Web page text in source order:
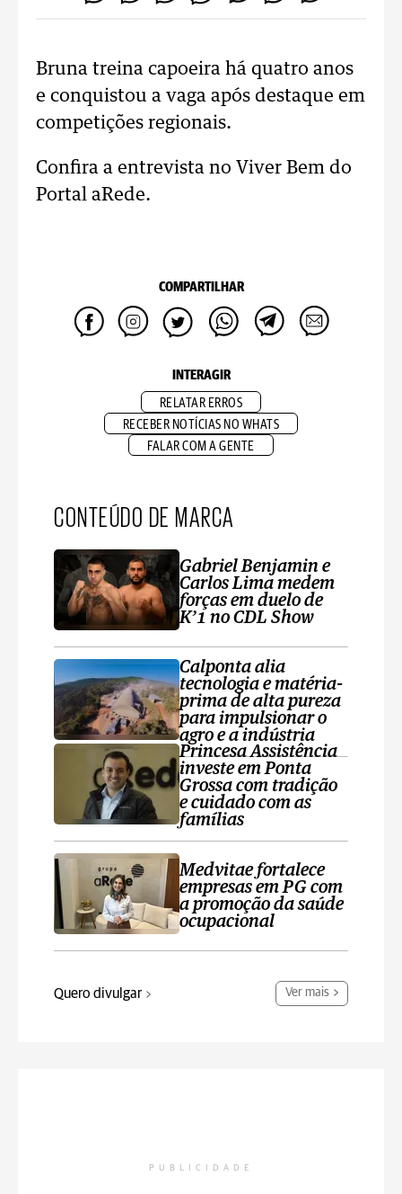
Bruna treina capoeira há quatro anos
e conquistou a vaga após destaque em
competições regionais.
Confira a entrevista no Viver Bem do
Portal aRede.
COMPARTILHAR
INTERAGIR
RELATAR ERROS
RECEBER NOTÍCIAS NO WHATS
FALAR COM A GENTE
CONTEÚDO DE MARCA
Gabriel Benjamin e
Carlos Lima medem
forças em duelo de
K’1 no CDL Show
Calponta alia
tecnologia e matéria-
prima de alta pureza
para impulsionar o
agro e a indústria
Princesa Assistência
investe em Ponta
Grossa com tradição
e cuidado com as
famílias
Medvitae fortalece
empresas em PG com
a promoção da saúde
ocupacional
Quero divulgar Ver mais
PUBLICIDADE